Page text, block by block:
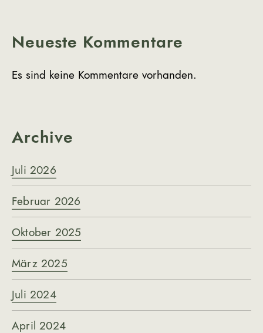
Neueste Kommentare
Es sind keine Kommentare vorhanden.
Archive
Juli 2026
Februar 2026
Oktober 2025
März 2025
Juli 2024
April 2024